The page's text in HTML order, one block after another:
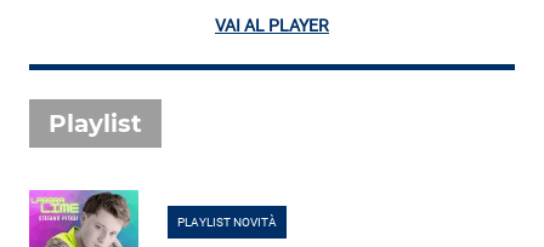
VAI AL PLAYER
Playlist
PLAYLIST NOVITÀ